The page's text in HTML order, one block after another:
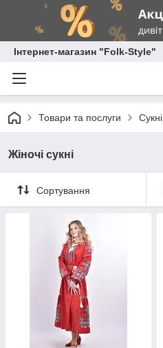
Інтернет-магазин "Folk-Style"
Товари та послуги Сукні
Жіночі сукні
Сортування